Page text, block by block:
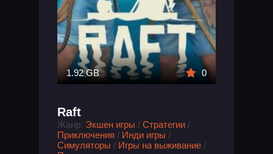
1.92 GB 0
Raft
Жанр: Экшен игры / Стратегии /
Приключения / Инди игры /
Симуляторы / Игры на выживание /